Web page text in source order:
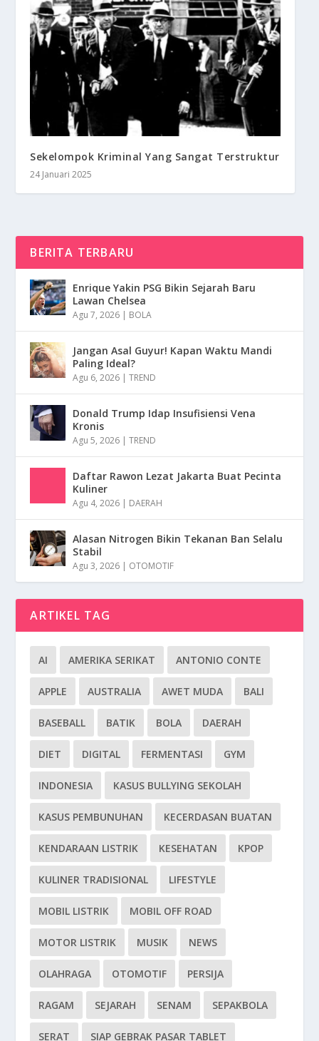
Sekelompok Kriminal Yang Sangat Terstruktur
24 Januari 2025
BERITA TERBARU
Enrique Yakin PSG Bikin Sejarah Baru
Lawan Chelsea
Agu 7, 2026 | BOLA
Jangan Asal Guyur! Kapan Waktu Mandi
Paling Ideal?
Agu 6, 2026 |TREND
Donald Trump Idap Insufisiensi Vena
Kronis
Agu 5, 2026 |TREND
Daftar Rawon Lezat Jakarta Buat Pecinta
Kuliner
Agu 4, 2026 | DAERAH
Alasan Nitrogen Bikin Tekanan Ban Selalu
Stabil
Agu 3, 2026 | OTOMOTIF
ARTIKEL TAG
AI AMERIKA SERIKAT ANTONIO CONTE
APPLE AUSTRALIA AWET MUDA BALI
BASEBALL BATIK BOLA DAERAH
DIET DIGITAL FERMENTASI GYM
INDONESIA KASUS BULLYING SEKOLAH
KASUS PEMBUNUHAN KECERDASAN BUATAN
KENDARAAN LISTRIK KESEHATAN KPOP
KULINER TRADISIONAL LIFESTYLE
MOBIL LISTRIK MOBIL OFF ROAD
MOTOR LISTRIK MUSIK NEWS
OLAHRAGA OTOMOTIF PERSIJA
RAGAM SEJARAH SENAM SEPAKBOLA
SERAT SIAP GEBRAK PASAR TABLET